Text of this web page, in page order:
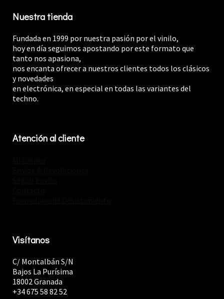
Nuestra tienda
Fundada en 1999 por nuestra pasión por el vinilo,
hoy en día seguimos apostando por este formato que
tanto nos apasiona,
nos encanta ofrecer a nuestros clientes todos los clásicos
y novedades
en electrónica, en especial en todas las variantes del
techno.
Atención al cliente
Visítanos
C/ Montalbán S/N
Bajos La Purísima
18002 Granada
+34 675 58 82 52